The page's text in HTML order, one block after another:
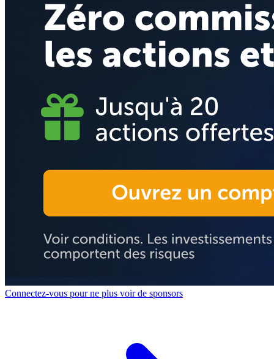
Connectez-vous pour ne plus voir de sponsors